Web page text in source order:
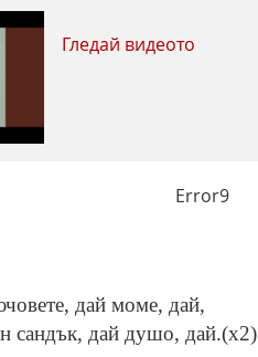
Гледай видеото
Error9
дай моме, дай,
сандък, дай душо, дай.(x2)